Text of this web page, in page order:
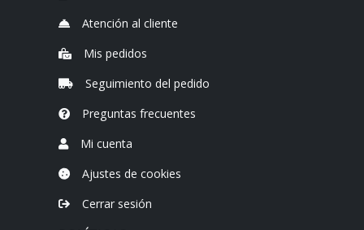
Atención al cliente
Mis pedidos
Seguimiento del pedido
Preguntas frecuentes
Mi cuenta
Ajustes de cookies
Cerrar sesión